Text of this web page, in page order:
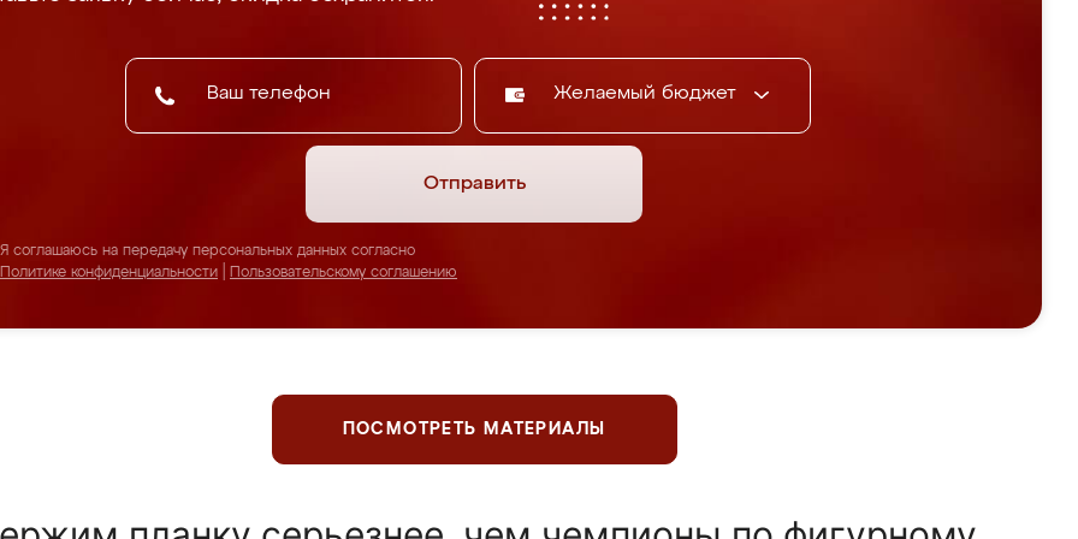
Желаемый бюджет
Отправить
Я соглашаюсь на передачу персональных данных согласно
Политике конфиденциальности
Пользовательскому соглашению
ПОСМОТРЕТЬ МАТЕРИАЛЫ